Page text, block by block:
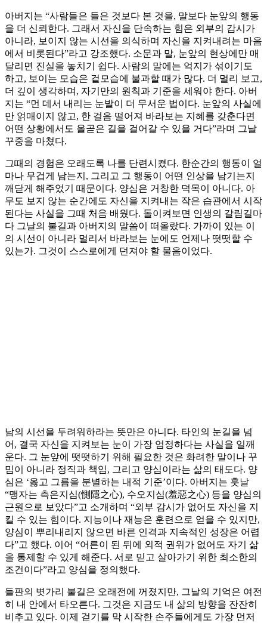
아버지는 “사람들은 들은 것보다 본 것을, 말보다 눈앞의 행동
을 더 신뢰한다. 그래서 자신을 단속하는 힘은 외부의 감시가
아니라, 보이지 않는 시선을 의식하며 자신을 지켜내려는 마음
에서 비롯된다”라고 강조했다. 소문과 말, 눈앞의 현상에만 매
달리면 진실을 놓치기 쉽다. 사람의 말에는 억지가 섞이기도
하고, 보이는 모습은 겉모습에 불과할 때가 많다. 더 멀리 보고,
더 깊이 생각하며, 자기만의 원칙과 기준을 세워야 한다. 아버
지는 “먼 데서 내리는 눈발이 더 무서운 법이다. 눈앞의 사실에
만 얽매이지 않고, 한 걸음 떨어져 바라보는 지혜를 갖춘다면
어떤 상황에서도 올곧은 길을 걸어갈 수 있을 거다”라며 그날
꾸중을 마쳤다.
그때의 경험은 오래도록 나를 단련시켰다. 한순간의 행동이 얼
마나 무겁게 남는지, 그리고 그 행동이 어떤 인상을 남기는지
깨닫게 해주었기 때문이다. 양심은 거창한 덕목이 아니다. 아
무도 보지 않는 순간에도 자신을 지켜내는 작은 습관에서 시작
된다는 사실을 그때 처음 배웠다. 돌이켜보면 인생의 갈림길마
다 그날의 불길과 아버지의 말씀이 떠올랐다. 가까이 있는 이
의 시선이 아니라 멀리서 바라보는 눈에도 언제나 떳떳할 수
있는가. 그것이 스스로에게 던져야 할 물음이었다.
남의 시선을 두려워하라는 뜻만은 아니다. 타인의 눈길을 넘
어, 결국 자신을 지켜보는 눈이 가장 엄정하다는 사실을 일깨
운다. 그 눈앞에 떳떳하기 위해 필요한 것은 화려한 말이나 꾸
밈이 아니라 정직과 책임, 그리고 양심이라는 삶의 태도다. 양
심은 ‘옳고 그름을 분별하는 내적 기준’이다. 아버지는 훗날
“맹자는 측은지심(惻隱之心), 수오지심(羞惡之心) 등을 양심의
근원으로 보았다”고 소개하며 “외부 감시가 없어도 자신을 지
킬 수 있는 힘이다. 지능이나 재능은 훈련으로 얻을 수 있지만,
양심이 뿌리내리지 않으면 바른 인격과 지속적인 성장은 어렵
다”고 했다. 이어 “어른이 된 뒤에 외적 권위가 없어도 자기 삶
을 통제할 수 있게 해준다. 서로 믿고 살아가기 위한 최소한의
조건이다”라고 양심을 정의했다.
들판의 볏가리 불길은 오래전에 꺼졌지만, 그날의 기억은 여전
히 내 안에서 타오른다. 그것은 지금도 내 삶의 방향을 잔잔히
비추고 있다. 이제 걷기를 막 시작한 손주들에게도 가장 먼저